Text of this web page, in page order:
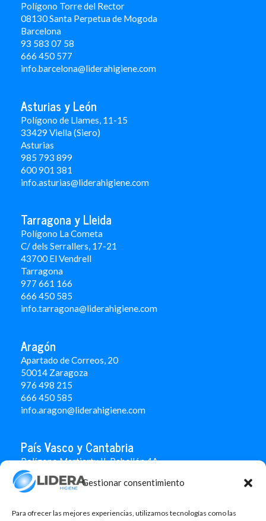
Gestionar consentimiento
Para ofrecer las mejores experiencias, utilizamos tecnologías como las
Polígono Torre del Rector
08130 Santa Perpetua de Mogoda
Barcelona
93 583 07 58
666 450 577
info.barcelona@liderahigiene.com
Asturias y León
Polígono de Llames, 11-15
33429 Viella (Siero)
Asturias
985 793 899
600 901 381
info.asturias@liderahigiene.com
Tarragona y Lleida
Polígono La Cometa
C/ dels Serrallers, 17-21
43700 El Vendrell
Tarragona
977 661 166
666 450 585
info.tarragona@liderahigiene.com
Aragón
Apartado de Correos, 20
50014 Zaragoza
976 498 215
666 450 585
info.aragon@liderahigiene.com
País Vasco y Cantabria
Polígono Martiartu II. Pabellón 4A
48480 Arrigorriaga
Bizkaia
666 451 184